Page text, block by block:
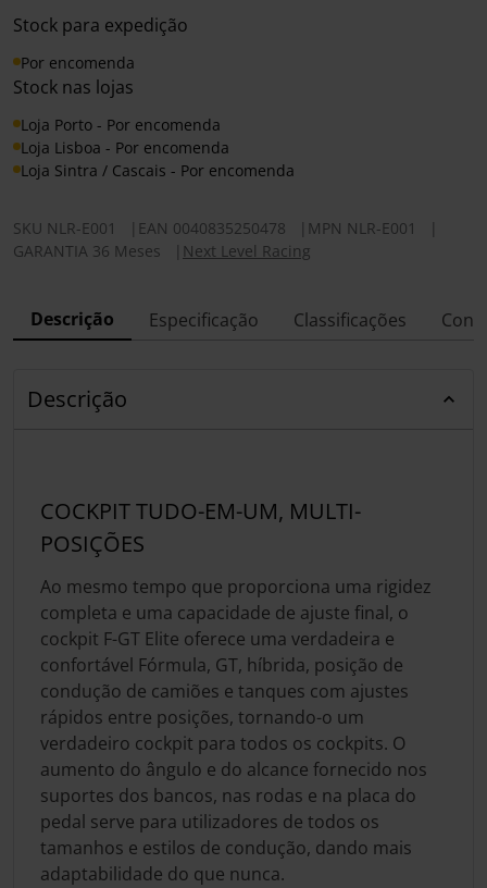
Stock para expedição
Por encomenda
Stock nas lojas
Loja Porto - Por encomenda
Loja Lisboa - Por encomenda
Loja Sintra / Cascais - Por encomenda
SKU NLR-E001 EAN 0040835250478 MPN NLR-E001
GARANTIA 36 Meses
Next Level Racing
Descrição Especificação Classificações
Descrição
COCKPIT TUDO-EM-UM, MULTI-
POSIÇÕES
Ao mesmo tempo que proporciona uma rigidez
completa e uma capacidade de ajuste final, o
cockpit F-GT Elite oferece uma verdadeira e
confortável Fórmula, GT, híbrida, posição de
condução de camiões e tanques com ajustes
rápidos entre posições, tornando-o um
verdadeiro cockpit para todos os cockpits. O
aumento do ângulo e do alcance fornecido nos
suportes dos bancos, nas rodas e na placa do
pedal serve para utilizadores de todos os
tamanhos e estilos de condução, dando mais
adaptabilidade do que nunca.